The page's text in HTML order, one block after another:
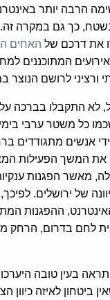
הרבה יותר
כך גם במקרה
את דרכם של האחים
המתוכננים
ורציני לרושם הנוצר
לא התקבלו בברכה על
שכמו כל משטר ערבי
אנשים מתגודדים
את המשך הפעילות
מאשר הפגנות
של ירושלים.
ההפגנות
לחם בדרום, הרחק
בעין טובה
ביטחון לאיזה